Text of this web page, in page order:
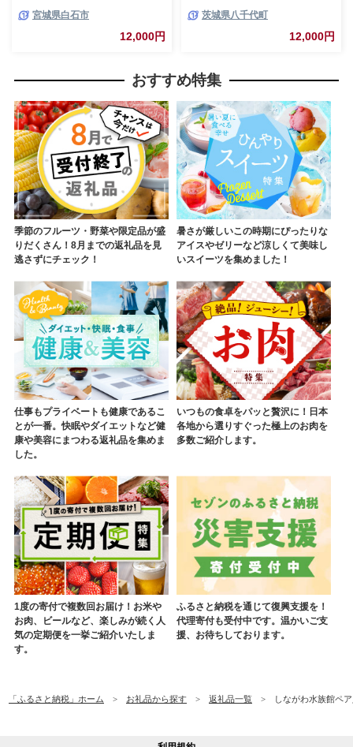
宮城県白石市
12,000円
茨城県八千代町
12,000円
おすすめ特集
季節のフルーツ・野菜や限定品が盛
りだくさん！8月までの返礼品を見
逃さずにチェック！
暑さが厳しいこの時期にぴったりな
アイスやゼリーなど涼しくて美味し
いスイーツを集めました！
仕事もプライベートも健康であるこ
とが一番。快眠やダイエットなど健
康や美容にまつわる返礼品を集めま
した。
いつもの食卓をパッと贅沢に！日本
各地から選りすぐった極上のお肉を
多数ご紹介します。
1度の寄付で複数回お届け！お米や
お肉、ビールなど、楽しみが続く人
気の定期便を一挙ご紹介いたしま
す。
ふるさと納税を通じて復興支援を！
代理寄付も受付中です。温かいご支
援、お待ちしております。
「ふるさと納税」ホーム お礼品から探す 返礼品一覧 しながわ水族館ペ